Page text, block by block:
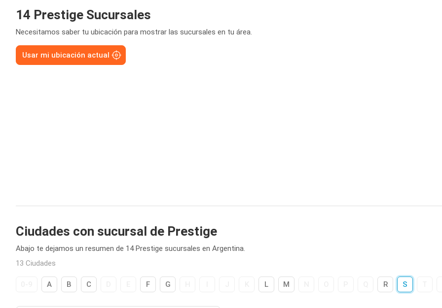
14 Prestige Sucursales
Necesitamos saber tu ubicación para mostrar las sucursales en tu área.
Usar mi ubicación actual
Ciudades con sucursal de Prestige
Abajo te dejamos un resumen de 14 Prestige sucursales en Argentina.
13 Ciudades
A B C F G L M R S